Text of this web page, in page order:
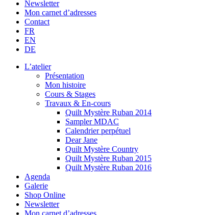
Newsletter
Mon carnet d’adresses
Contact
FR
EN
DE
L’atelier
Présentation
Mon histoire
Cours & Stages
Travaux & En-cours
Quilt Mystère Ruban 2014
Sampler MDAC
Calendrier perpétuel
Dear Jane
Quilt Mystère Country
Quilt Mystère Ruban 2015
Quilt Mystère Ruban 2016
Agenda
Galerie
Shop Online
Newsletter
Mon carnet d’adresses